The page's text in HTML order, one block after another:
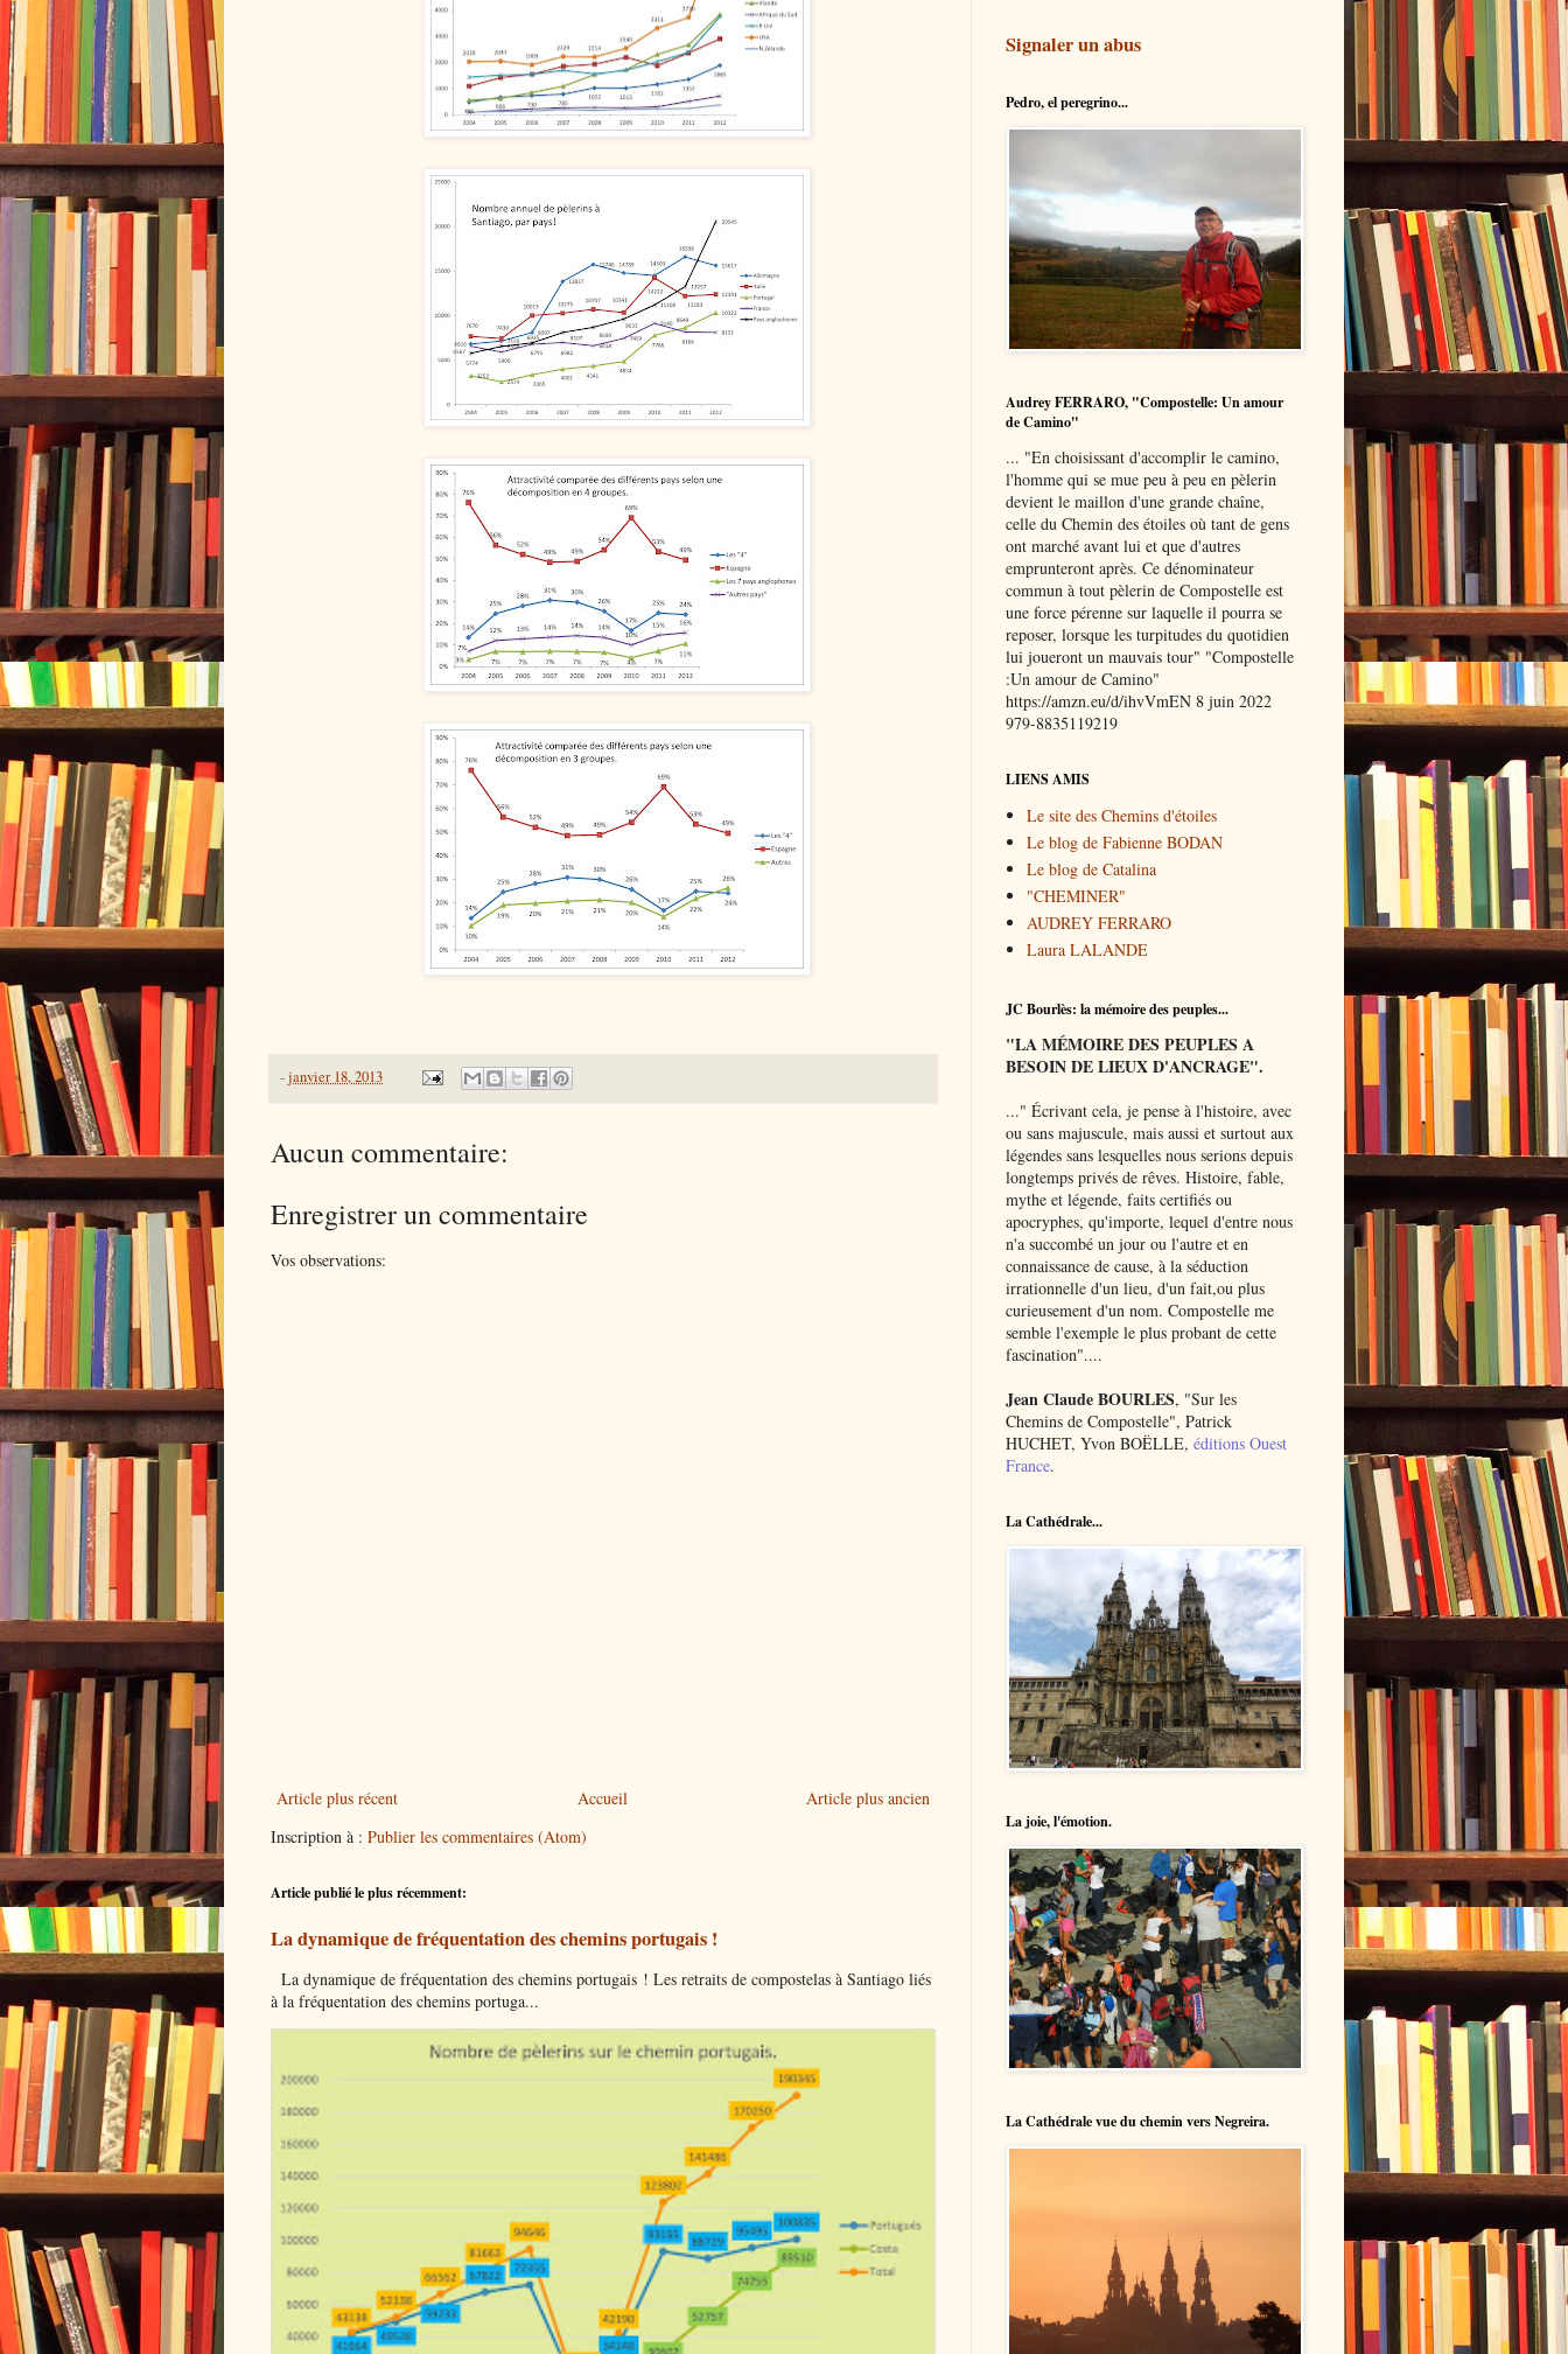
-janvier 18, 2013
Aucun commentaire:
Enregistrer un commentaire
Vos observations:
Article plus récent Article plus ancien
Accueil
Inscription à : Publier les commentaires (Atom)
Article publié le plus récemment:
La dynamique de fréquentation des chemins portugais !
La dynamique de fréquentation des chemins portugais ! Les retraits de compostelas à Santiago liés
à la fréquentation des chemins portuga...
Signaler un abus
Pedro, el peregrino...
Audrey FERRARO, "Compostelle: Un amour
de Camino"
... "En choisissant d'accomplir le camino,
l'homme qui se mue peu à peu en pèlerin
devient le maillon d'une grande chaîne,
celle du Chemin des étoiles où tant de gens
ont marché avant lui et que d'autres
emprunteront après. Ce dénominateur
commun à tout pèlerin de Compostelle est
une force pérenne sur laquelle il pourra se
reposer, lorsque les turpitudes du quotidien
lui joueront un mauvais tour" "Compostelle
:Un amour de Camino"
https://amzn.eu/d/ihvVmEN 8 juin 2022
979-8835119219
LIENS AMIS
Le site des Chemins d'étoiles
Le blog de Fabienne BODAN
Le blog de Catalina
"CHEMINER"
AUDREY FERRARO
Laura LALANDE
JC Bourlès: la mémoire des peuples...
"LAMÉMOIREDES PEUPLES A
BESOIN DE LIEUX D'ANCRAGE".
..." Écrivant cela, je pense à l'histoire, avec
ou sans majuscule, mais aussi et surtout aux
légendes sans lesquelles nous serions depuis
longtemps privés de rêves. Histoire, fable,
mythe et légende, faits certifiés ou
apocryphes, qu'importe, lequel d'entre nous
n'a succombé un jour ou l'autre et en
connaissance de cause, à la séduction
irrationnelle d'un lieu, d'un fait,ou plus
curieusement d'un nom. Compostelle me
semble l'exemple le plus probant de cette
fascination"....
Jean Claude BOURLES, "Sur les
Chemins de Compostelle", Patrick
HUCHET, Yvon BOËLLE, éditions Ouest
France.
La Cathédrale...
La joie, l'émotion.
La Cathédrale vue du chemin vers Negreira.